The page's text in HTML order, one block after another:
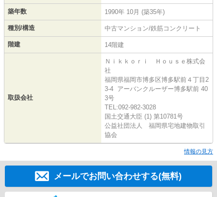
築年数 1990年 10月 (築35年)
種別/構造 中古マンション/鉄筋コンクリート
階建 14階建
取扱会社
Ｎｉｋｋｏｒｉ Ｈｏｕｓｅ株式会
社
福岡県福岡市博多区博多駅前４丁目2
3-4 アーバンクルーザー博多駅前 40
3号
TEL:092-982-3028
国土交通大臣 (1) 第10781号
公益社団法人 福岡県宅地建物取引
協会
情報の見方
メールでお問い合わせする(無料)